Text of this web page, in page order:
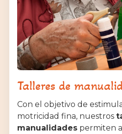
Talleres de
Con el objetivo de
motricidad fina, nuestros
manualidadespermiten